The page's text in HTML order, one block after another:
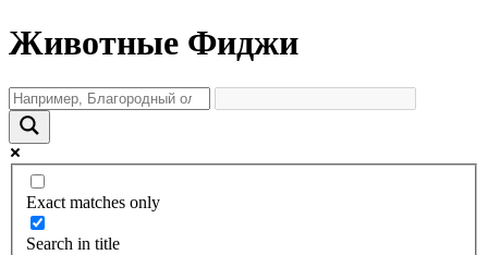
Животные Фиджи
Exact matches only
Search in title